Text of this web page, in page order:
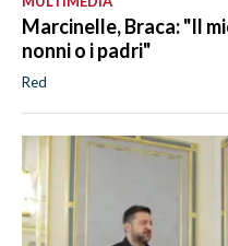
Marcinelle, Braca: "Il
nonni o i padri"
Red